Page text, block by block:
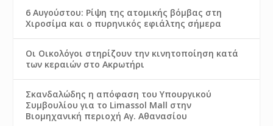
6 Αυγούστου: Ρίψη της ατομικής βόμβας στη
Χιροσίμα και ο πυρηνικός εφιάλτης σήμερα
Οι Οικολόγοι στηρίζουν την κινητοποίηση κατά
των κεραιών στο Ακρωτήρι
Σκανδαλώδης η απόφαση του Υπουργικού
Συμβουλίου για το Limassol Mall στην
Βιομηχανική περιοχή Αγ. Αθανασίου